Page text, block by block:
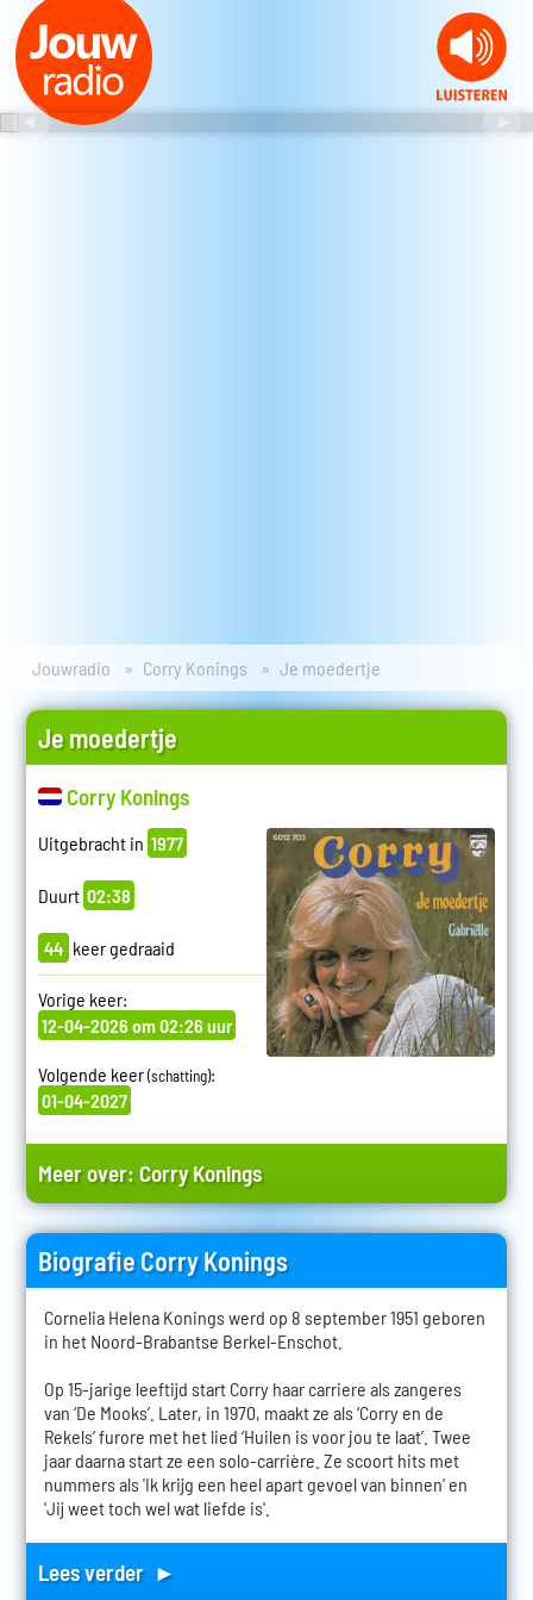
Jouwradio Corry Konings Je moedertje
Je moedertje
Corry Konings
Uitgebracht in 1977
Duurt 02:38
44 keer gedraaid
Vorige keer:
12-04-2026 om 02:26 uur
Volgende keer(schatting):
01-04-2027
Meer over: Corry Konings
Biografie Corry Konings
Cornelia Helena Konings werd op 8 september 1951 geboren
in het Noord-Brabantse Berkel-Enschot.
Op 15-jarige leeftijd start Corry haar carriere als zangeres
van ‘De Mooks’. Later, in 1970, maakt ze als ‘Corry en de
Rekels’ furore met het lied ‘Huilen is voor jou te laat’. Twee
jaar daarna start ze een solo-carrière. Ze scoort hits met
nummers als 'Ik krijg een heel apart gevoel van binnen' en
'Jij weet toch wel wat liefde is'.
Lees verder ►